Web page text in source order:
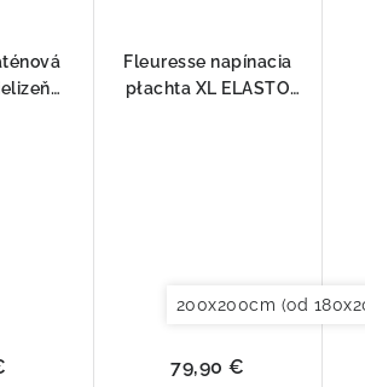
Fleuresse napínacia
płachta XL ELASTO
200x200cm (od
79,90 €